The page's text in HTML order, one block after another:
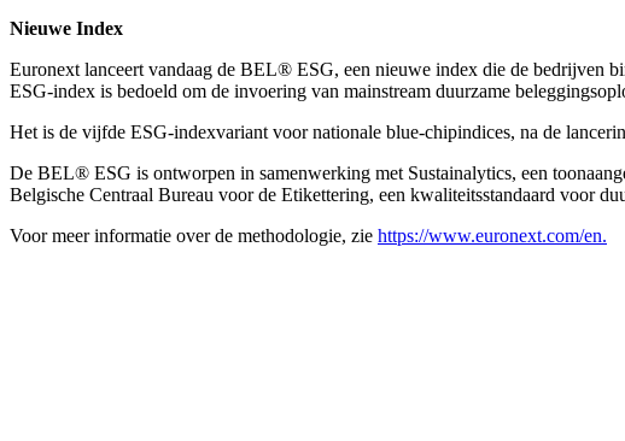
Nieuwe Index
Euronext lanceert vandaag de BEL® ESG, een nieuwe index die de
ESG-index is bedoeld om de invoering van mainstream duurzame
Het is de vijfde ESG-indexvariant voor nationale blue-chipindices, na de
De BEL® ESG is ontworpen in samenwerking met Sustainalytics, een
Belgische Centraal Bureau voor de Etikettering, een kwaliteitsstandaard voor
Voor meer informatie over de methodologie, zie https://www.euronext.com/en.